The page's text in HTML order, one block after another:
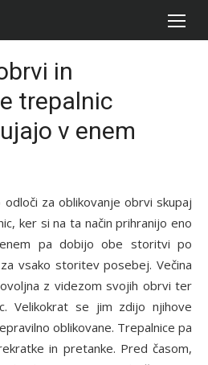
in
trepalnic
v enem
za oblikovanje obrvi skupaj
ker si na ta način prihranijo eno
pa dobijo obe storitvi po
vsako storitev posebej. Večina
z videzom svojih obrvi ter
Velikokrat se jim zdijo njihove
oblikovane. Trepalnice pa
in pretanke. Pred časom,